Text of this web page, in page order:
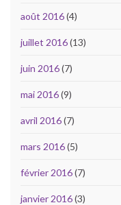
août 2016(4)
juillet 2016(13)
juin 2016(7)
mai 2016(9)
avril 2016(7)
mars 2016(5)
février 2016(7)
janvier 2016(3)